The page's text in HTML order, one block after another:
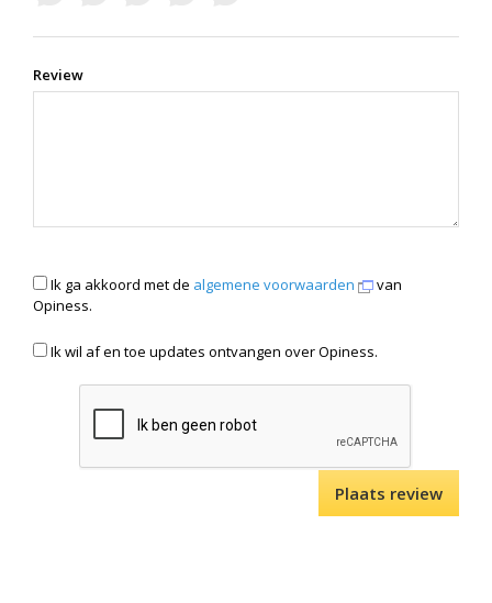
Review
Ik ga akkoord met de algemene voorwaarden
van
Opiness.
Ik wil af en toe updates ontvangen over Opiness.